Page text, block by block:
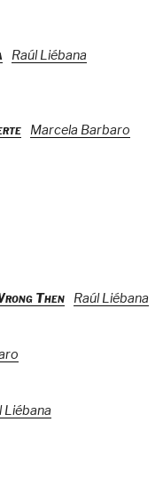
Raúl Liébana
Marcela Barbaro
Then
Raúl Liébana
Liébana